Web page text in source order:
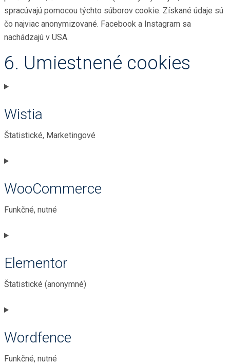
spracúvajú pomocou týchto súborov cookie. Získané údaje sú
čo najviac anonymizované. Facebook a Instagram sa
nachádzajú v USA.
6. Umiestnené cookies
Wistia
Štatistické, Marketingové
Consent
service
WooCommerce
Funkčné, nutné
Consent
service
Elementor
Štatistické (anonymné)
Consent
service
Wordfence
Funkčné, nutné